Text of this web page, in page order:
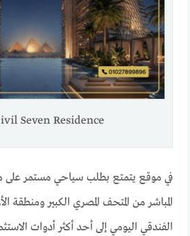
Seven Residence
في موقع يتمتع بطلب سياحي مستمر على
المباشر من المتحف المصري الكبير ومنطقة
الفندقي اليومي إلى أحد أكثر أدوات